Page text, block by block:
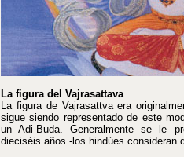
La figura del Vajrasattava
La figura de Vajrasattva era
sigue siendo representado de este
un Adi-Buda. Generalmente se le
dieciséis años -los hindúes consideran